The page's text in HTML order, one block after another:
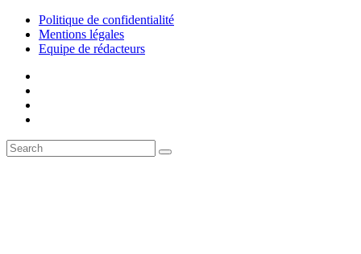
Politique de confidentialité
Mentions légales
Equipe de rédacteurs